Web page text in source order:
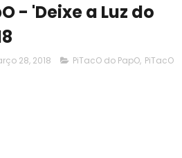
- 'Deixe a Luz do
28, 2018 PiTacO do PapO, PiTacO